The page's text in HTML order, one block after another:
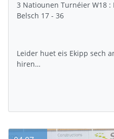
3 Natiounen Turnéier
Belsch 17 - 36
Leider huet eis Ekipp sech
hiren…